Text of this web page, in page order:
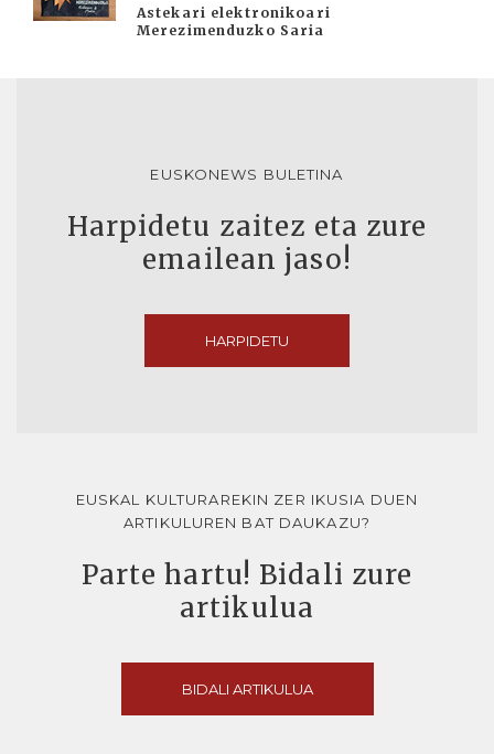
Astekari elektronikoari
Merezimenduzko Saria
EUSKONEWS BULETINA
Harpidetu zaitez eta zure
emailean jaso!
HARPIDETU
EUSKAL KULTURAREKIN ZER IKUSIA DUEN
ARTIKULUREN BAT DAUKAZU?
Parte hartu! Bidali zure
artikulua
BIDALI ARTIKULUA